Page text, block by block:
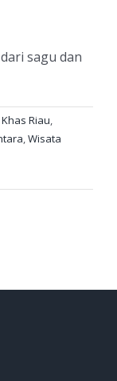
sagu dan
Riau,
,Wisata